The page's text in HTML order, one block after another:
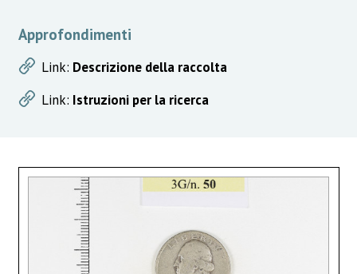
Approfondimenti
Link: Descrizione della raccolta
Link: Istruzioni per la ricerca